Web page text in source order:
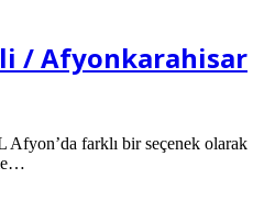
/ Afyonkarahisar
farklı bir seçenek olarak